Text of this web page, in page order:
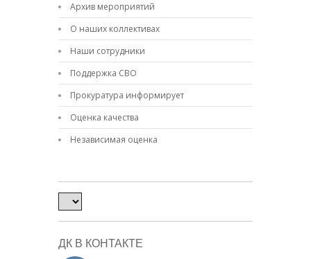
Архив мероприятий
О наших коллективах
Наши сотрудники
Поддержка СВО
Прокуратура информирует
Оценка качества
Независимая оценка
ДК В КОНТАКТЕ